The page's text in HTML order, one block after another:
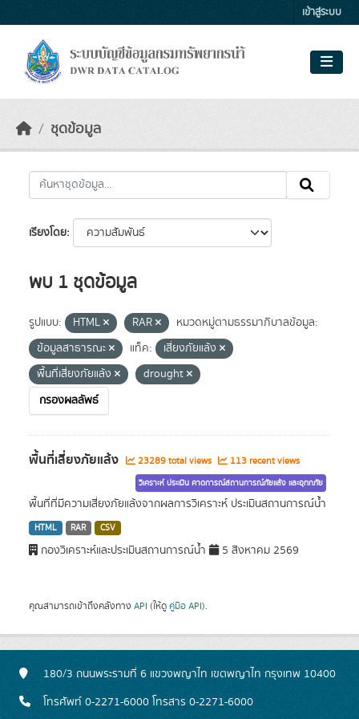
เข้าสู่ระบบ
ชุดข้อมูล
เรียงโดย
พบ 1 ชุดข้อมูล
รูปแบบ: HTML RAR
หมวดหมู่ตามธรรมาภิบาลข้อมูล:
ข้อมูลสาธารณะ
แท็ค:
เสี่ยงภัยแล้ง
พื้นที่เสี่ยงภัยแล้ง
drought
กรองผลลัพธ์
พื้นที่เสี่ยงภัยแล้ง 23289 total views 113 recent views
วิเคราะห์ ประเมิน คาดการณ์สถานการณ์ภัยแล้ง และอุทกภัย
พื้นที่ที่มีความเสี่ยงภัยแล้งจากผลการวิเคราะห์ ประเมินสถานการณ์น้ำ
HTML RAR CSV
กองวิเคราะห์และประเมินสถานการณ์น้ำ 5 สิงหาคม 2569
คุณสามารถเข้าถึงคลังทาง API (ให้ดู คู่มือ API).
180/3 ถนนพระรามที่ 6 แขวงพญาไท เขตพญาไท กรุงเทพ 10400
โทรศัพท์ 0-2271-6000 โทรสาร 0-2271-6000